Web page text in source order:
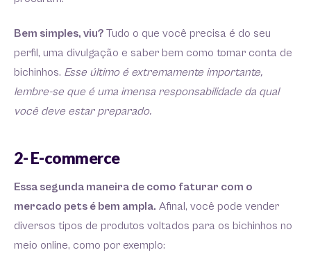
Bem simples, viu? Tudo o que você precisa é do seu
perfil, uma divulgação e saber bem como tomar conta de
bichinhos. Esse último é extremamente importante,
lembre-se que é uma imensa responsabilidade da qual
você deve estar preparado.
2- E-commerce
Essa segunda maneira de como faturar com o
mercado pets é bem ampla. Afinal, você pode vender
diversos tipos de produtos voltados para os bichinhos no
meio online, como por exemplo: